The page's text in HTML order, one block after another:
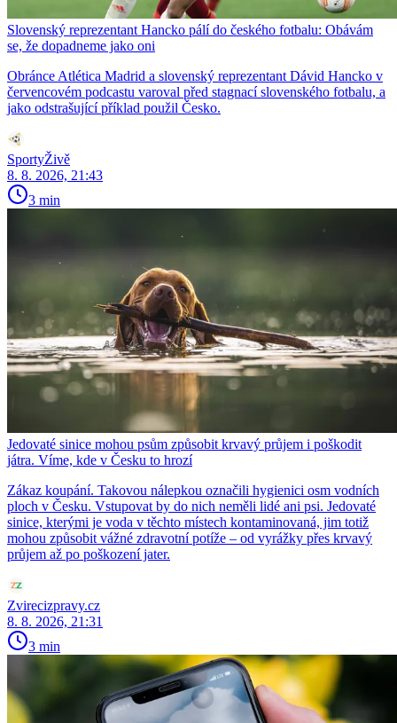
Slovenský reprezentant Hancko pálí do českého fotbalu: Obávám
se, že dopadneme jako oni
Obránce Atlética Madrid a slovenský reprezentant Dávid Hancko v
červencovém podcastu varoval před stagnací slovenského fotbalu, a
jako odstrašující příklad použil Česko.
SportyŽivě
8. 8. 2026, 21:43
3 min
Jedovaté sinice mohou psům způsobit krvavý průjem i poškodit
játra. Víme, kde v Česku to hrozí
Zákaz koupání. Takovou nálepkou označili hygienici osm vodních
ploch v Česku. Vstupovat by do nich neměli lidé ani psi. Jedovaté
sinice, kterými je voda v těchto místech kontaminovaná, jim totiž
mohou způsobit vážné zdravotní potíže – od vyrážky přes krvavý
průjem až po poškození jater.
Zvirecizpravy.cz
8. 8. 2026, 21:31
3 min